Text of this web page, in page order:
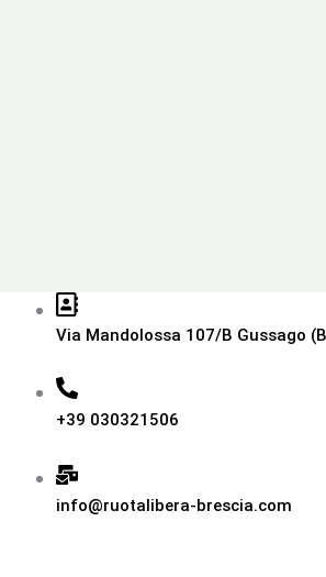
Via Mandolossa 107/B Gussago
+39 030321506
info@ruotalibera-brescia.com